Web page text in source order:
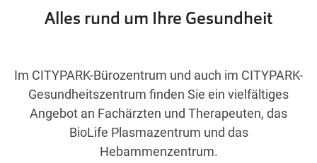
Alles rund um Ihre Gesundheit
Im CITYPARK-Bürozentrum und auch im CITYPARK-
Gesundheitszentrum finden Sie ein vielfältiges
Angebot an Fachärzten und Therapeuten, das
BioLife Plasmazentrum und das
Hebammenzentrum.